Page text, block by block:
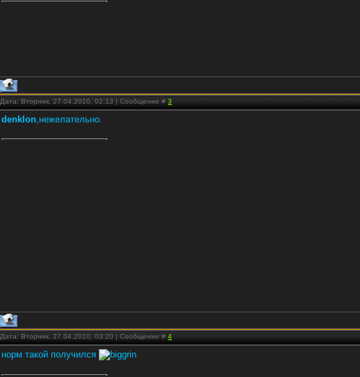
Дата: Вторник, 27.04.2010, 02:13 | Сообщение # 3
denklon ,нежелательно.
Дата: Вторник, 27.04.2010, 03:20 | Сообщение # 4
норм такой получился